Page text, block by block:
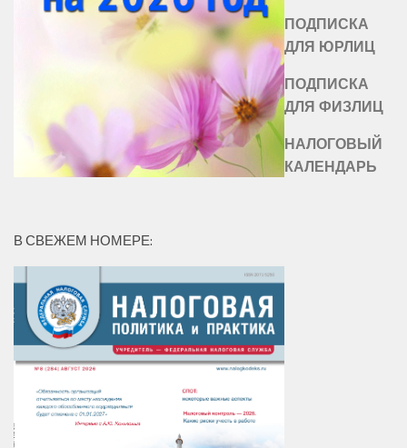
ПОДПИСКА
ДЛЯ ЮРЛИЦ
ПОДПИСКА
ДЛЯ ФИЗЛИЦ
НАЛОГОВЫЙ
КАЛЕНДАРЬ
В СВЕЖЕМ НОМЕРЕ: